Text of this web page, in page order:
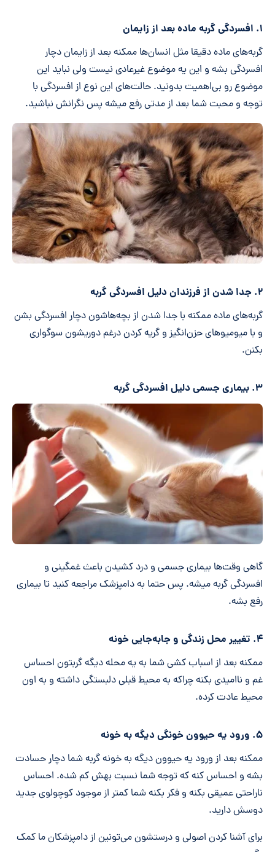
۱. افسردگی گربه ماده بعد از زایمان
گربه‌های ماده دقیقا مثل انسان‌ها ممکنه بعد از زایمان دچار
افسردگی بشه و این یه موضوع غیرعادی نیست ولی نباید این
موضوع رو بی‌اهمیت بدونید. حالت‌های این نوع از افسردگی با
توجه و محبت شما بعد از مدتی رفع میشه پس نگرانش نباشید.
۲. جدا شدن از فرزندان دلیل افسردگی گربه
گربه‌های ماده ممکنه با جدا شدن از بچه‌هاشون دچار افسردگی بشن
و با میومیوهای حزن‌انگیز و گریه کردن درغم دوریشون سوگواری
بکنن.
۳. بیماری جسمی دلیل افسردگی گربه
گاهی وقت‌ها بیماری جسمی و درد کشیدن باعث غمگینی و
افسردگی گربه میشه. پس حتما به دامپزشک مراجعه کنید تا بیماری
رفع بشه.
۴. تغییر محل زندگی و جابه‌جایی خونه
ممکنه بعد از اسباب کشی شما به یه محله دیگه گربتون احساس
غم و ناامیدی بکنه چراکه به محیط قبلی دلبستگی داشته و به اون
محیط عادت کرده.
۵. ورود یه حیوون خونگی دیگه به خونه
ممکنه بعد از ورود یه حیوون دیگه به خونه گربه شما دچار حسادت
بشه و احساس کنه که توجه شما نسبت بهش کم شده. احساس
ناراحتی عمیقی بکنه و فکر بکنه شما کمتر از موجود کوچولوی جدید
دوسش دارید.
برای آشنا کردن اصولی و درستشون می‌تونین از دامپزشکان ما کمک